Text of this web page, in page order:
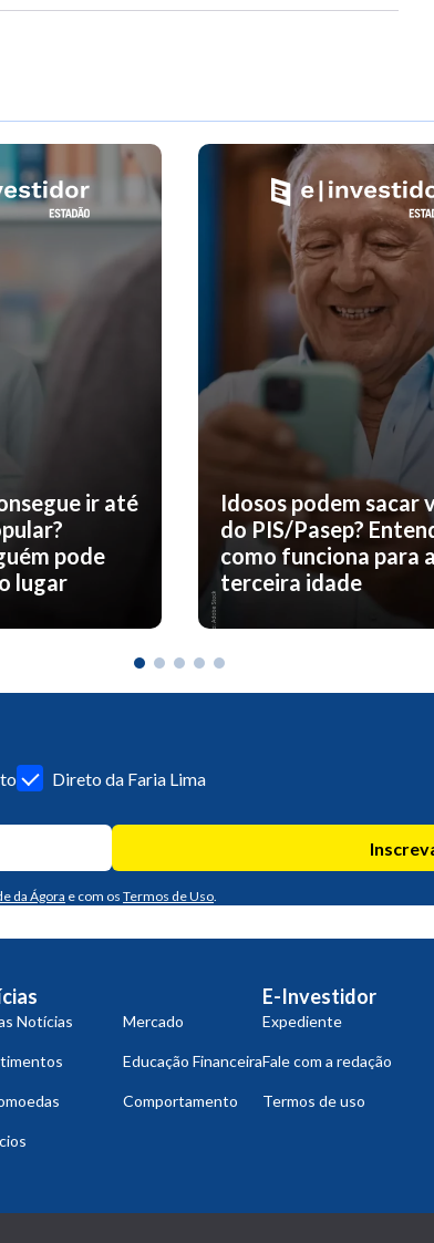
ir até
pode
lugar
Idosos podem sacar
do PIS/Pasep?
como funciona para a
terceira idade
Direto da Faria Lima
da Ágora e com os Termos de Uso.
Notícias Mercado
Educação Financeira
Comportamento
E-Investidor
Expediente
Fale com a redação
Termos de uso